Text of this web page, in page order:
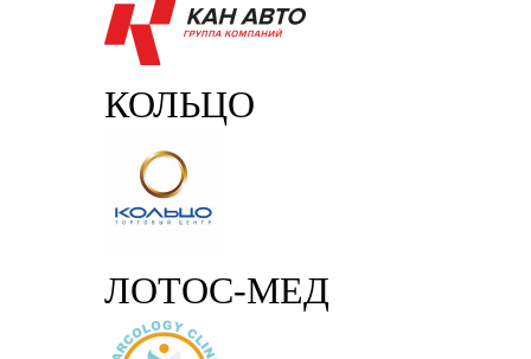
КОЛЬЦО
ЛОТОС-МЕД